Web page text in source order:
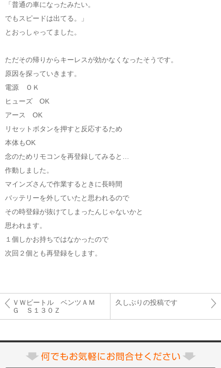
「普通の車になったみたい。
でもスピードは出てる。」
とおっしゃってました。
ただその帰りからキーレスが効かなくなったそうです。
原因を探っていきます。
電源 ＯＫ
ヒューズ OK
アース OK
リセットボタンを押すと反応するため
本体もOK
念のためリモコンを再登録してみると…
作動しました。
マインズさんで作業するときに長時間
バッテリーを外していたと思われるので
その時登録が抜けてしまったんじゃないかと
思われます。
１個しかお持ちではなかったので
次回２個とも再登録をします。
ＶＷビートル ベンツＡＭ
Ｇ Ｓ１３０Ｚ
久しぶりの投稿です